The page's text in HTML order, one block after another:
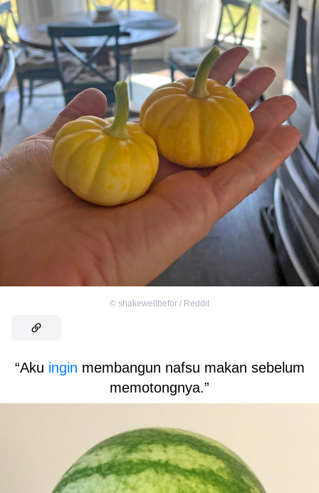
© shakewellbefor / Reddit
“Aku ingin membangun nafsu makan sebelum
memotongnya.”